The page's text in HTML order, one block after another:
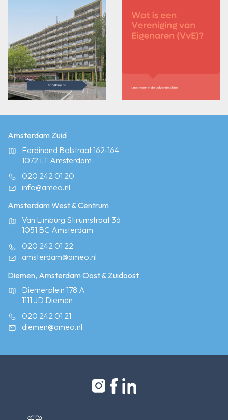
Amsterdam Zuid
Ferdinand Bolstraat 162-164
1072 LT Amsterdam
020 242 01 20
info@ameo.nl
Amsterdam West & Centrum
Van Limburg Stirumstraat 36
1051 BC Amsterdam
020 242 01 22
amsterdam@ameo.nl
Diemen, Amsterdam Oost & Zuidoost
Diemerplein 178 A
1111 JD Diemen
020 242 01 21
diemen@ameo.nl